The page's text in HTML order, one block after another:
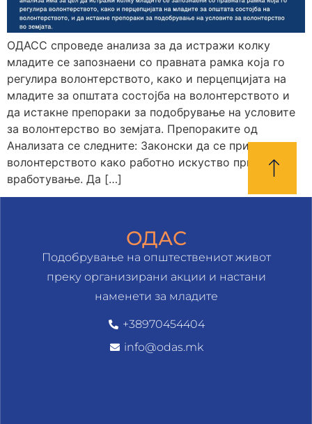
ОДАСС спроведе анализа за да истражи колку
младите се запознаени со правната рамка која го
регулира волонтерството, како и перцепцијата на
младите за општата состојба на волонтерството и
да истакне препораки за подобрување на условите
за волонтерство во земјата. Препораките од
Анализата се следните: Законски да се признае
волонтерството како работно искуство при
вработување. Да […]
ОДАС
Подобрување на општествениот живот
преку организирани акции и настани
наменети за младите
+38970454404
info@odas.mk